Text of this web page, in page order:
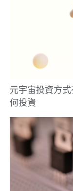
元宇宙投資方
何投資